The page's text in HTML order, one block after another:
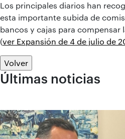
Los principales diarios han
esta importante subida de
bancos y cajas para compensar
(ver Expansión de 4 de julio de
Volver
Últimas noticias